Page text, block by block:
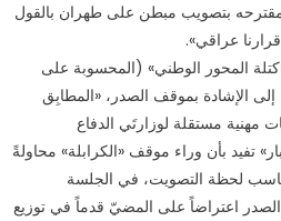
بتصويب مبطن على طهران بالقول
قرارنا عراقي».
المحور الوطني» (المحسوبة على
إلى الإشادة بموقف الصدر، «المطابِق
مهنية مستقلة لوزارتَي الدفاع
تفيد بأن وراء موقف «الكرابلة» محاولةً
لحظة التصويت، في الجلسة
الصدر اعتراضاً على المضيّ قدماً في توزيع